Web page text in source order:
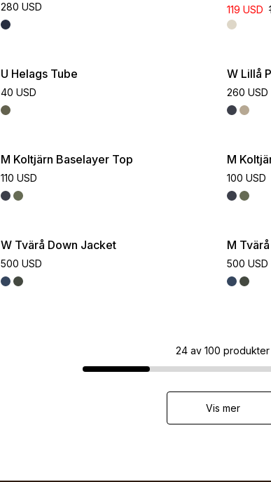
280 USD 119 USD
U Helags Tube
40 USD
W Lillå
260 USD
M Koltjärn Baselayer Top
110 USD
M
100 USD
W Tvärå Down Jacket
500 USD
M
500 USD
24 av 100 produkter
Vis mer